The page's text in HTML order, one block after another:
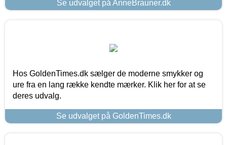
Se udvalget på AnneBrauner.dk
Hos GoldenTimes.dk sælger de moderne smykker og
ure fra en lang række kendte mærker. Klik her for at se
deres udvalg.
Se udvalget på GoldenTimes.dk